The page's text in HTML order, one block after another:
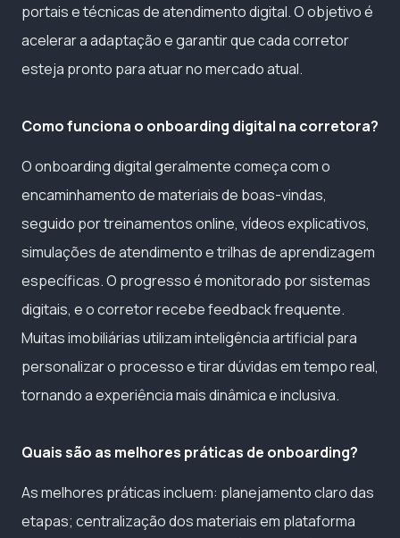
portais e técnicas de atendimento digital. O objetivo é
acelerar a adaptação e garantir que cada corretor
esteja pronto para atuar no mercado atual.
Como funciona o onboarding digital na corretora?
O onboarding digital geralmente começa com o
encaminhamento de materiais de boas-vindas,
seguido por treinamentos online, vídeos explicativos,
simulações de atendimento e trilhas de aprendizagem
específicas. O progresso é monitorado por sistemas
digitais, e o corretor recebe feedback frequente.
Muitas imobiliárias utilizam inteligência artificial para
personalizar o processo e tirar dúvidas em tempo real,
tornando a experiência mais dinâmica e inclusiva.
Quais são as melhores práticas de onboarding?
As melhores práticas incluem: planejamento claro das
etapas; centralização dos materiais em plataforma